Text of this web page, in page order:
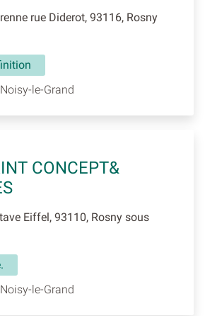
rue Diderot, 93116, Rosny
le-Grand
CONCEPT&
Eiffel, 93110, Rosny sous
le-Grand